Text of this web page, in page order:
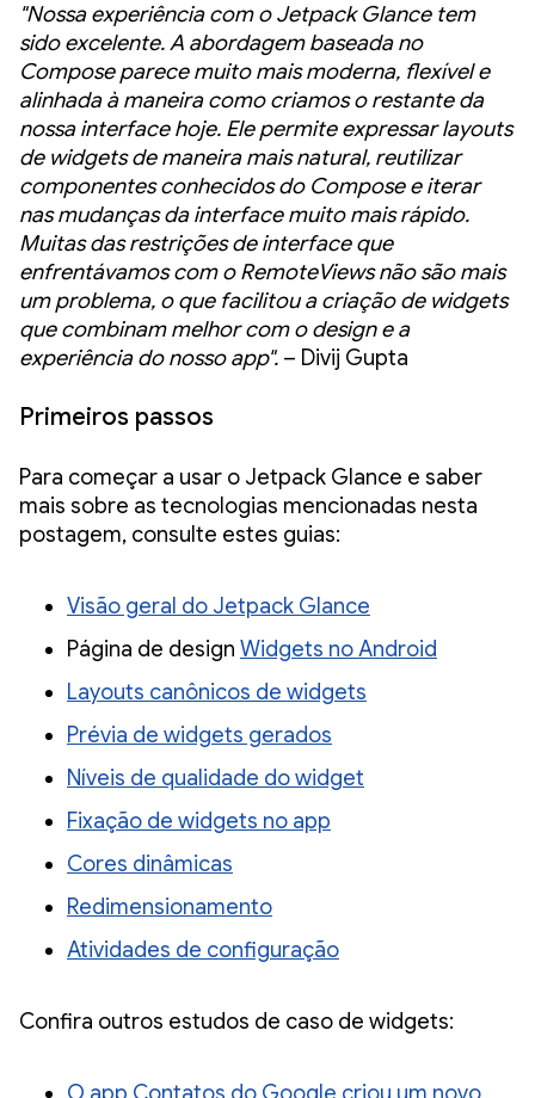
"Nossa experiência com o Jetpack Glance tem
sido excelente. A abordagem baseada no
Compose parece muito mais moderna, flexível e
alinhada à maneira como criamos o restante da
nossa interface hoje. Ele permite expressar layouts
de widgets de maneira mais natural, reutilizar
componentes conhecidos do Compose e iterar
nas mudanças da interface muito mais rápido.
Muitas das restrições de interface que
enfrentávamos com o RemoteViews não são mais
um problema, o que facilitou a criação de widgets
que combinam melhor com o design e a
experiência do nosso app". – Divij Gupta
Primeiros passos
Para começar a usar o Jetpack Glance e saber
mais sobre as tecnologias mencionadas nesta
postagem, consulte estes guias:
Visão geral do Jetpack Glance
Página de design Widgets no Android
Layouts canônicos de widgets
Prévia de widgets gerados
Níveis de qualidade do widget
Fixação de widgets no app
Cores dinâmicas
Redimensionamento
Atividades de configuração
Confira outros estudos de caso de widgets: